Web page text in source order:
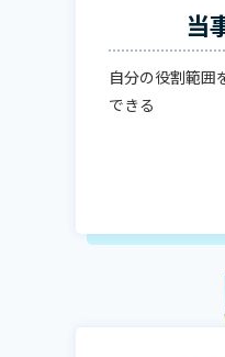
当
自分の役割範囲
できる